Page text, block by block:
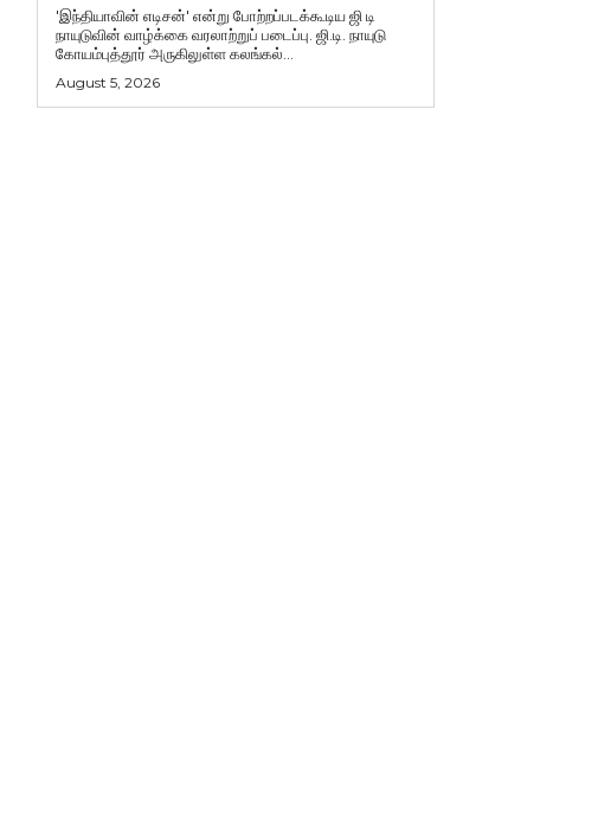
'இந்தியாவின் எடிசன்' என்று போற்றப்படக்கூடிய ஜி டி
நாயுடுவின் வாழ்க்கை வரலாற்றுப் படைப்பு. ஜி.டி. நாயுடு
கோயம்புத்தூர் அருகிலுள்ள கலங்கல்...
August 5, 2026